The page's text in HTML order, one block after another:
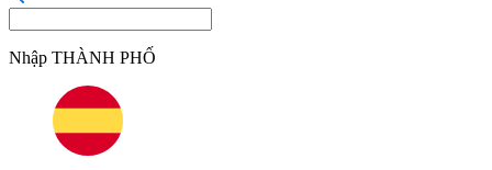
Nhập THÀNH PHỐ